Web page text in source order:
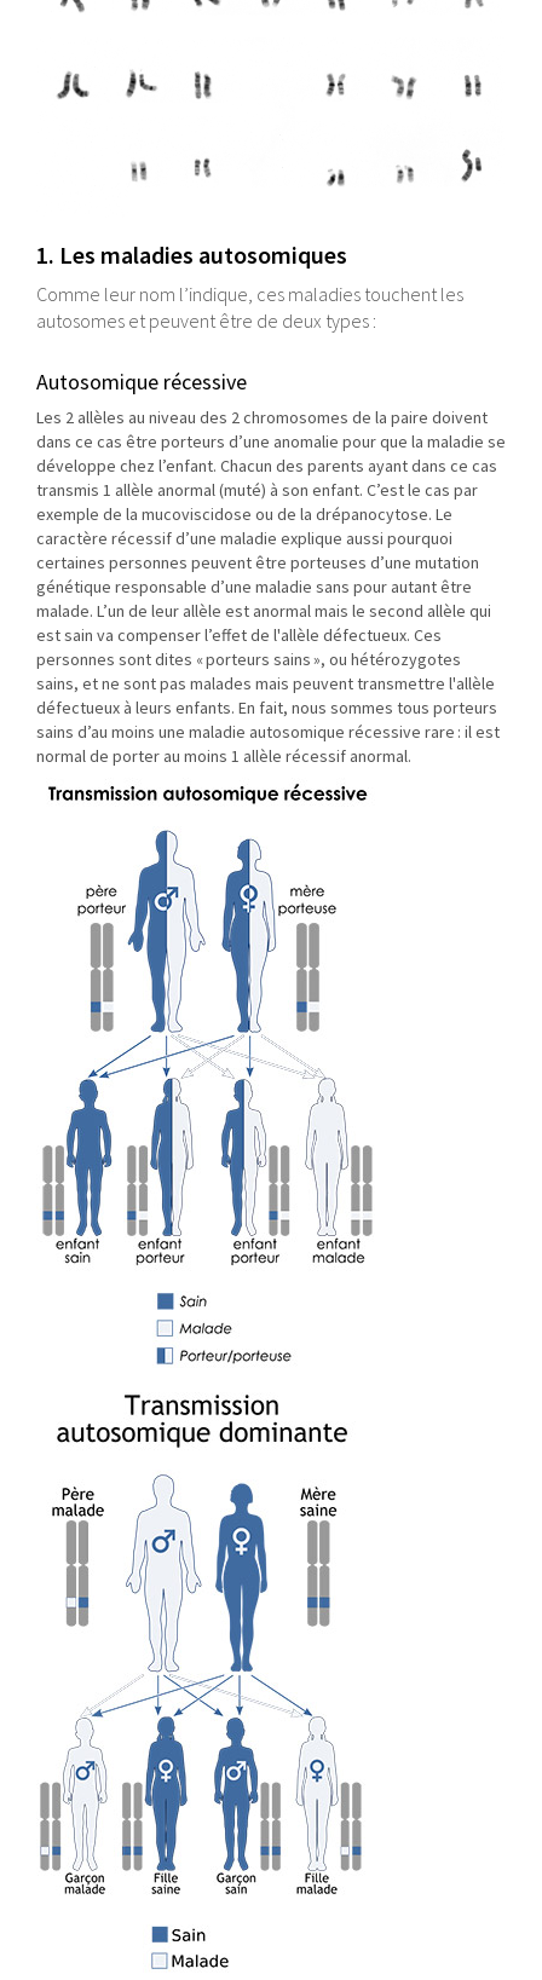
1. Les maladies autosomiques
Comme leur nom l’indique, ces maladies touchent les
autosomes et peuvent être de deux types :
Autosomique récessive
Les 2 allèles au niveau des 2 chromosomes de la paire doivent
dans ce cas être porteurs d’une anomalie pour que la maladie se
développe chez l’enfant. Chacun des parents ayant dans ce cas
transmis 1 allèle anormal (muté) à son enfant. C’est le cas par
exemple de la mucoviscidose ou de la drépanocytose. Le
caractère récessif d’une maladie explique aussi pourquoi
certaines personnes peuvent être porteuses d’une mutation
génétique responsable d’une maladie sans pour autant être
malade. L’un de leur allèle est anormal mais le second allèle qui
est sain va compenser l’effet de l'allèle défectueux. Ces
personnes sont dites « porteurs sains », ou hétérozygotes
sains, et ne sont pas malades mais peuvent transmettre l'allèle
défectueux à leurs enfants. En fait, nous sommes tous porteurs
sains d’au moins une maladie autosomique récessive rare : il est
normal de porter au moins 1 allèle récessif anormal.